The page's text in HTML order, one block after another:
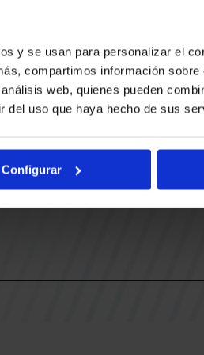
y se usan para personalizar el
compartimos información sobre
web, quienes pueden
del uso que haya hecho de sus
Configurar
BAKH
FUNDACIÓN BASKONIA-
01013 Vitoria-Gasteiz